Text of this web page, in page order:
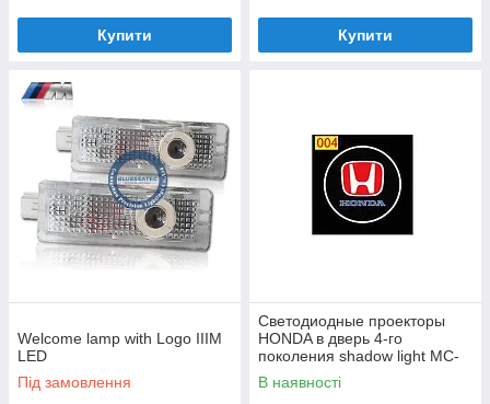
Купити Купити
Welcome lamp with Logo IIIM
LED
Під замовлення
Светодиодные проекторы
HONDA в дверь 4-го
поколения shadow light MC-
04
В наявності